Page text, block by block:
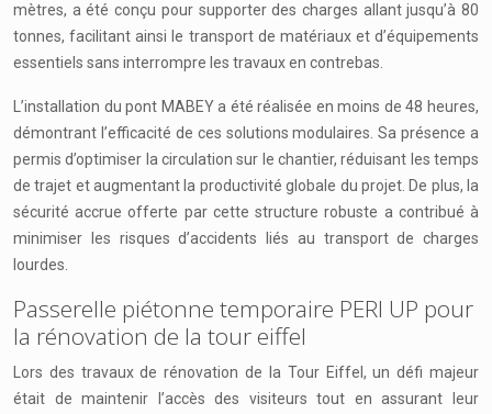
mètres, a été conçu pour supporter des charges allant jusqu’à 80
tonnes, facilitant ainsi le transport de matériaux et d’équipements
essentiels sans interrompre les travaux en contrebas.
L’installation du pont MABEY a été réalisée en moins de 48 heures,
démontrant l’efficacité de ces solutions modulaires. Sa présence a
permis d’optimiser la circulation sur le chantier, réduisant les temps
de trajet et augmentant la productivité globale du projet. De plus, la
sécurité accrue offerte par cette structure robuste a contribué à
minimiser les risques d’accidents liés au transport de charges
lourdes.
Passerelle piétonne temporaire PERI UP pour
la rénovation de la tour eiffel
Lors des travaux de rénovation de la Tour Eiffel, un défi majeur
était de maintenir l’accès des visiteurs tout en assurant leur